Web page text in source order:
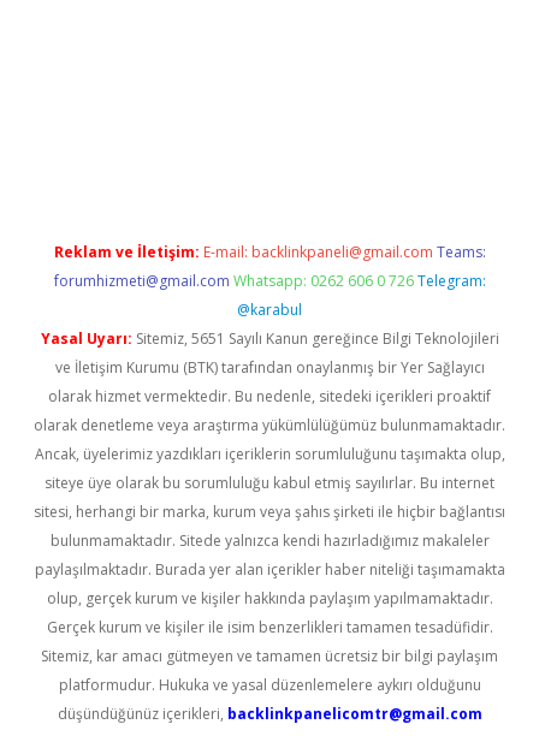
Reklam ve İletişim: E-mail: backlinkpaneli@gmail.com Teams:
forumhizmeti@gmail.com Whatsapp: 0262 606 0 726 Telegram:
@karabul
Yasal Uyarı: Sitemiz, 5651 Sayılı Kanun gereğince Bilgi Teknolojileri
ve İletişim Kurumu (BTK) tarafından onaylanmış bir Yer Sağlayıcı
olarak hizmet vermektedir. Bu nedenle, sitedeki içerikleri proaktif
olarak denetleme veya araştırma yükümlülüğümüz bulunmamaktadır.
Ancak, üyelerimiz yazdıkları içeriklerin sorumluluğunu taşımakta olup,
siteye üye olarak bu sorumluluğu kabul etmiş sayılırlar. Bu internet
sitesi, herhangi bir marka, kurum veya şahıs şirketi ile hiçbir bağlantısı
bulunmamaktadır. Sitede yalnızca kendi hazırladığımız makaleler
paylaşılmaktadır. Burada yer alan içerikler haber niteliği taşımamakta
olup, gerçek kurum ve kişiler hakkında paylaşım yapılmamaktadır.
Gerçek kurum ve kişiler ile isim benzerlikleri tamamen tesadüfidir.
Sitemiz, kar amacı gütmeyen ve tamamen ücretsiz bir bilgi paylaşım
platformudur. Hukuka ve yasal düzenlemelere aykırı olduğunu
düşündüğünüz içerikleri, backlinkpanelicomtr@gmail.com